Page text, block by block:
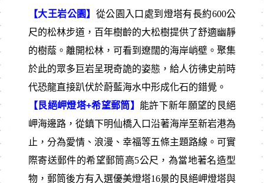
【大王岩公園】 從公園入口處到燈塔有長約600公
尺的松林步道，百年樹齡的大松樹提供了舒適幽靜
的樹蔭。離開松林，可看到遼闊的海岸峭壁。聚集
於此的眾多巨岩呈現奇詭的姿態，給人彷彿史前時
代恐龍直接趴伏於蔚藍海水中形成化石的錯覺。
【艮絕岬燈塔+希望郵筒】 能許下新年願望的艮絕
岬海邊路，從鎮下明仙橋入口沿著海岸至新岩港為
止，分為愛情、浪漫、幸福等五條主題路線。可實
際寄送郵件的希望郵筒高5公尺，為當地著名造型
物，郵筒後方有入選優美燈塔16景的艮絕岬燈塔與